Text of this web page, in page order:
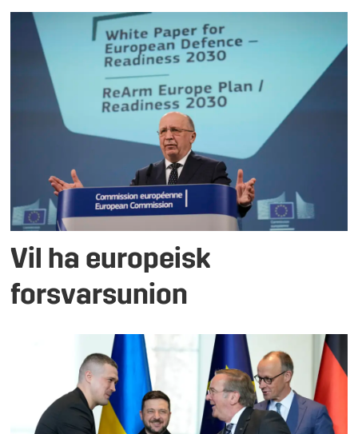
Vil ha europeisk
forsvarsunion